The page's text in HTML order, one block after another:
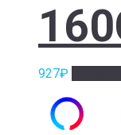
927₽